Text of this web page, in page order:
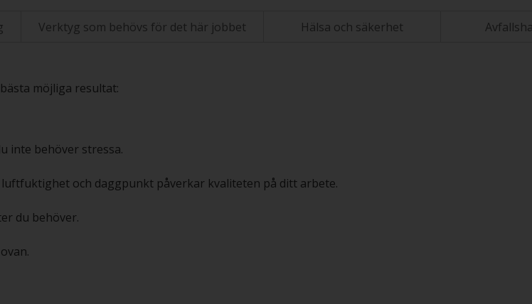
Verktyg som behövs för det här jobbet Hälsa och säkerhet
möjliga resultat:
inte behöver stressa.
och daggpunkt påverkar kvaliteten på ditt arbete.
du behöver.